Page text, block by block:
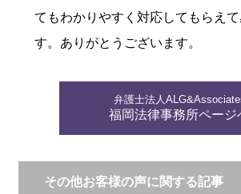
てもわかりやすく対応してもらえて
す。ありがとうございます。
弁護士法人
福岡法律事務所ページ
その他お客様の声に関する記事